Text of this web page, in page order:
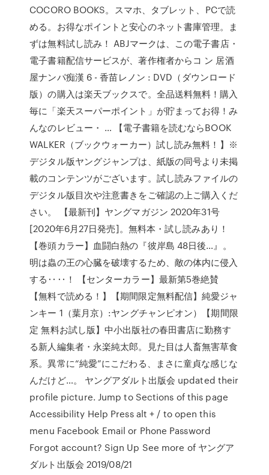
COCORO BOOKS。スマホ、タブレット、PCで読
める。お得なポイントと安心のネット書庫管理。ま
ずは無料試し読み！ ABJマークは、この電子書店・
電子書籍配信サービスが、著作権者からコ ン 居酒
屋ナンパ痴漢 6 - 香苗レノン : DVD（ダウンロード
版）の購入は楽天ブックスで。全品送料無料！購入
毎に「楽天スーパーポイント」が貯まってお得！み
んなのレビュー・ … 【電子書籍を読むならBOOK
WALKER（ブックウォーカー）試し読み無料！】※
デジタル版ヤングジャンプは、紙版の同号より未掲
載のコンテンツがございます。試し読みファイルの
デジタル版目次や注意書きをご確認の上ご購入くだ
さい。 【最新刊】ヤングマガジン 2020年31号
[2020年6月27日発売]。無料本・試し読みあり！
【巻頭カラー】血闘白熱の『彼岸島 48日後…』。
明は蟲の王の心臓を破壊するため、敵の体内に侵入
する‥‥！ 【センターカラー】最新第5巻絶賛
【無料で読める！】【期間限定無料配信】純愛ジャ
ンキー 1（葉月京）:ヤングチャンピオン）【期間限
定 無料お試し版】中小出版社の春田書店に勤務す
る新人編集者・永楽純太郎。見た目は人畜無害草食
系。異常に“純愛”にこだわる、まさに童貞な感じな
んだけど…。 ヤングアダルト出版会 updated their
profile picture. Jump to Sections of this page
Accessibility Help Press alt + / to open this
menu Facebook Email or Phone Password
Forgot account? Sign Up See more of ヤングア
ダルト出版会 2019/08/21